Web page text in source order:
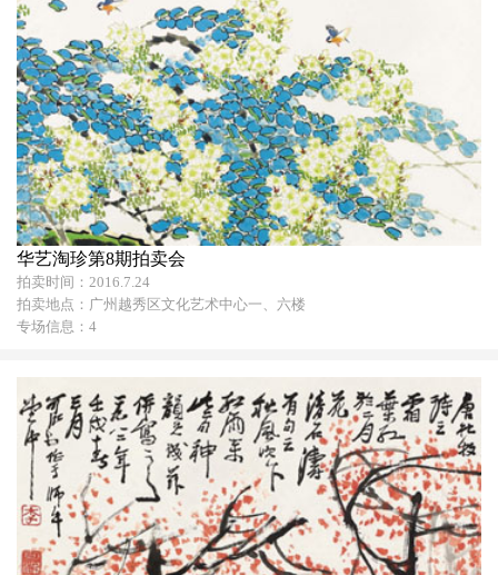
华艺淘珍第8期拍卖会
拍卖时间：2016.7.24
拍卖地点：广州越秀区文化艺术中心一、六楼
专场信息：4